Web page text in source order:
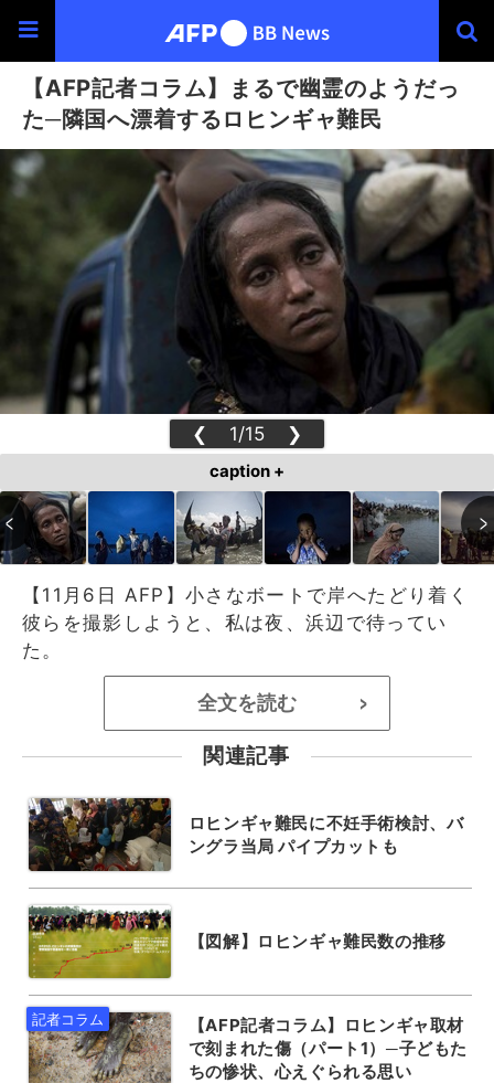
【AFP記者コラム】まるで幽霊のようだっ
た─隣国へ漂着するロヒンギャ難民
❮ 1/15 ❯
caption +
【11月6日 AFP】小さなボートで岸へたどり着く
彼らを撮影しようと、私は夜、浜辺で待ってい
た。
全文を読む >
関連記事
ロヒンギャ難民に不妊手術検討、バ
ングラ当局 パイプカットも
【図解】ロヒンギャ難民数の推移
【AFP記者コラム】ロヒンギャ取材
で刻まれた傷（パート1）─子どもた
ちの惨状、心えぐられる思い